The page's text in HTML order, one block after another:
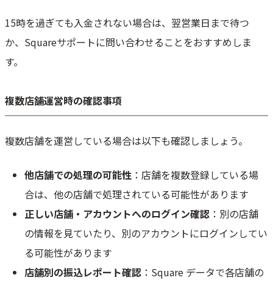
15時を過ぎても入金されない場合は、翌営業日まで待つ
か、Squareサポートに問い合わせることをおすすめしま
す。
複数店舗運営時の確認事項
複数店舗を運営している場合は以下も確認しましょう。
他店舗での処理の可能性 ：店舗を複数登録している場
合は、他の店舗で処理されている可能性があります
正しい店舗・アカウントへのログイン確認 ：別の店舗
の情報を見ていたり、別のアカウントにログインしてい
る可能性があります
店舗別の振込レポート確認 ：Square データで各店舗の